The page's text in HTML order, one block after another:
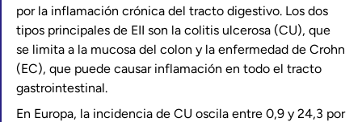
por la inflamación crónica del tracto digestivo. Los dos
tipos principales de EII son la colitis ulcerosa (CU), que
se limita a la mucosa del colon y la enfermedad de Crohn
(EC), que puede causar inflamación en todo el tracto
gastrointestinal.
En Europa, la incidencia de CU oscila entre 0,9 y 24,3 por